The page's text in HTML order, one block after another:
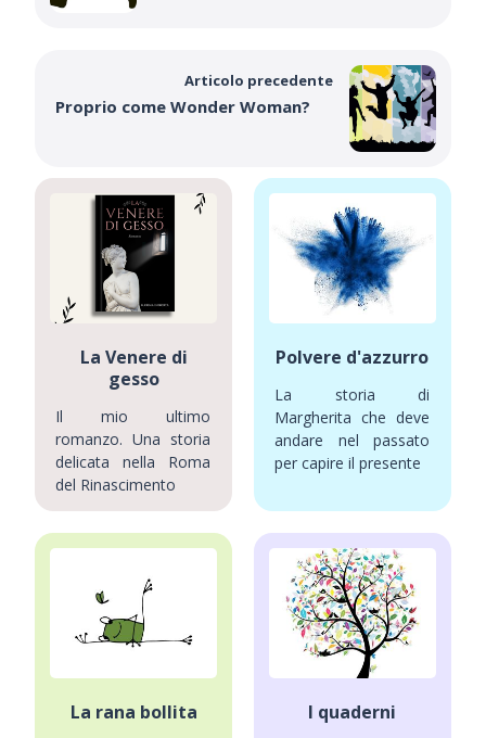
Articolo precedente
Proprio come Wonder Woman?
La Venere di
gesso
Il mio ultimo
romanzo. Una storia
delicata nella Roma
del Rinascimento
Polvere d'azzurro
La storia di
Margherita che deve
andare nel passato
per capire il presente
La rana bollita I quaderni